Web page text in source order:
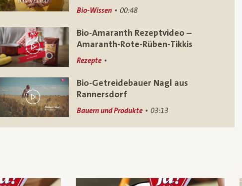
Bio-Wissen 00:48
Bio-Amaranth Rezeptvideo –
Amaranth-Rote-Rüben-Tikkis
Rezepte
Bio-Getreidebauer Nagl aus
Rannersdorf
Bauern und Produkte 03:13